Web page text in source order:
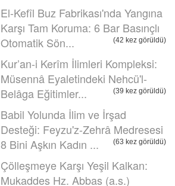
El-Kefîl Buz Fabrikası'nda Yangına
Karşı Tam Koruma: 6 Bar Basınçlı
Otomatik Sön...
(42 kez görüldü)
Kur’an-i Kerîm İlimleri Kompleksi:
Müsennâ Eyaletindeki Nehcü'l-
Belâga Eğitimler...
(39 kez görüldü)
Babil Yolunda İlim ve İrşad
Desteği: Feyzu'z-Zehrâ Medresesi
8 Bini Aşkın Kadın ...
(63 kez görüldü)
Çölleşmeye Karşı Yeşil Kalkan:
Mukaddes Hz. Abbas (a.s.)